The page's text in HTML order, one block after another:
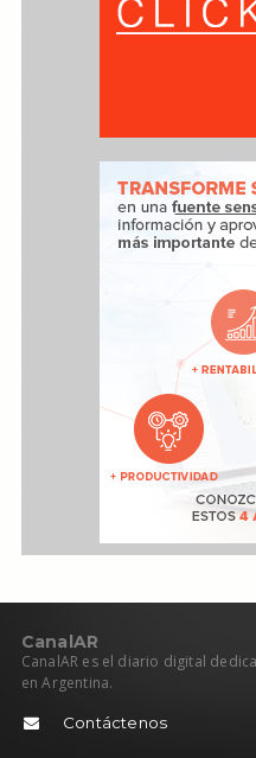
CanalAR
CanalAR es el diario digital
en Argentina.
Contáctenos